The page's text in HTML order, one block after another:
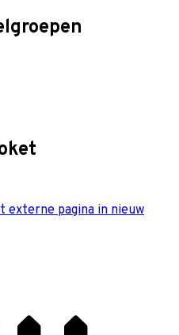
externe pagina in nieuw